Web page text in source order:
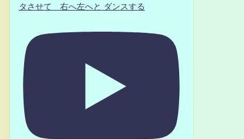
タさせて 右へ左へと ダンスする